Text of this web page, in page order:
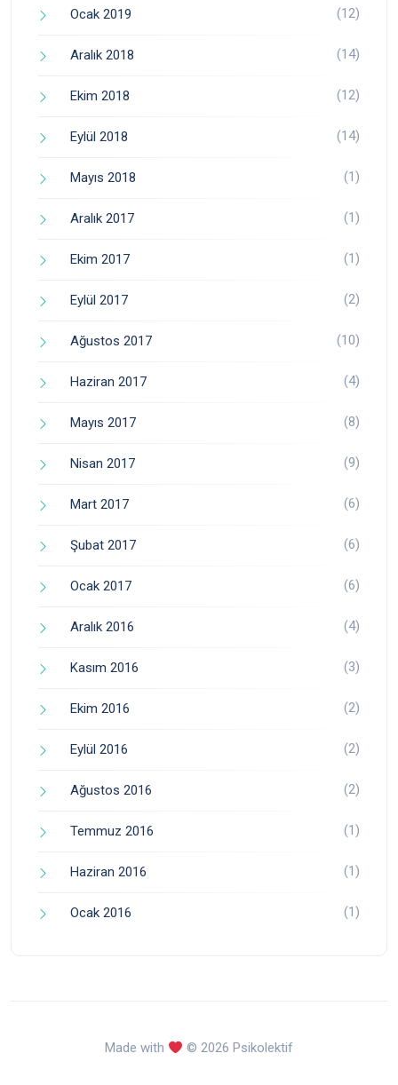
Ocak 2019 (12)
Aralık 2018 (14)
Ekim 2018 (12)
Eylül 2018 (14)
Mayıs 2018 (1)
Aralık 2017 (1)
Ekim 2017 (1)
Eylül 2017 (2)
Ağustos 2017 (10)
Haziran 2017 (4)
Mayıs 2017 (8)
Nisan 2017 (9)
Mart 2017 (6)
Şubat 2017 (6)
Ocak 2017 (6)
Aralık 2016 (4)
Kasım 2016 (3)
Ekim 2016 (2)
Eylül 2016 (2)
Ağustos 2016 (2)
Temmuz 2016 (1)
Haziran 2016 (1)
Ocak 2016 (1)
Made with © 2026 Psikolektif